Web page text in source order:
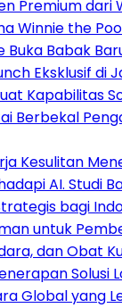
Premium dari
Winnie the
Buka Babak
Eksklusif di
Kapabilitas
Berbekal
Kesulitan
AI. Studi
bagi
untuk
dan Obat
Solusi
Global yang